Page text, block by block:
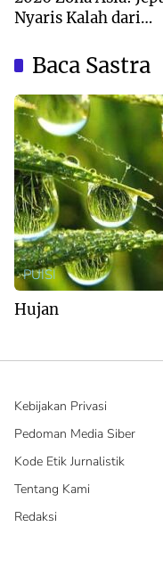
Nyaris Kalah dari
Baca Sastra
PUISI
Hujan
Kebijakan Privasi
Pedoman Media Siber
Kode Etik Jurnalistik
Tentang Kami
Redaksi